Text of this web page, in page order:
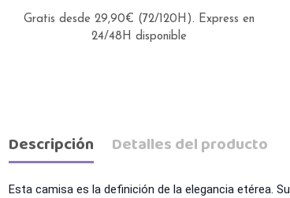
Gratis desde 29,90€ (72/120H). Express en
24/48H disponible
Descripción Detalles del producto
Esta camisa es la definición de la elegancia etérea. Su